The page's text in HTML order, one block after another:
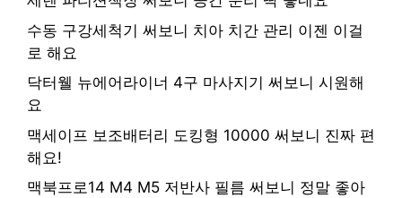
수동 구강세척기 써보니 치아 치간 관리 이젠 이걸
로 해요
닥터웰 뉴에어라이너 4구 마사지기 써보니 시원해
요
맥세이프 보조배터리 도킹형 10000 써보니 진짜 편
해요!
맥북프로14 M4 M5 저반사 필름 써보니 정말 좋아